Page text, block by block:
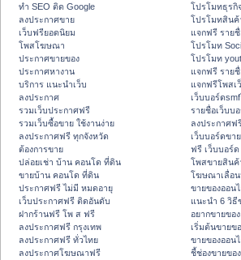
ทำ SEO ติด Google
ลงประกาศขาย
เว็บฟรียอดนิยม
โพสโฆษณา
ประกาศขายของ
ประกาศหางาน
บริการ แนะนำเว็บ
ลงประกาศ
รวมเว็บประกาศฟรี
รวมเว็บซื้อขาย ใช้งานง่าย
ลงประกาศฟรี ทุกจังหวัด
ต้องการขาย
ปล่อยเช่า บ้าน คอนโด ที่ดิน
ขายบ้าน คอนโด ที่ดิน
ประกาศฟรี ไม่มี หมดอายุ
เว็บประกาศฟรี ติดอันดับ
ฝากร้านฟรี โพ ส ฟรี
ลงประกาศฟรี กรุงเทพ
ลงประกาศฟรี ทั่วไทย
ลงประกาศโฆษณาฟรี
โปรโมทธุรกิ
โปรโมทสินค้
แจกฟรี ราย
โปรโมท
โปรโมท
แจกฟรี รายชื่
แจกฟรีโพสเ
เว็บบอร์ด
รายชื่อเว็บบ
ลงประกาศฟ
เว็บบอร์ดขา
ฟรี เว็บบอร์ด
โพสขายสินค้
โฆษณาเลื่อน
ขายของออน
แนะนำ 6 วิธี
อยากขายขอ
เริ่มต้นขายข
ขายของออน
ชี้ช่องขายขอ